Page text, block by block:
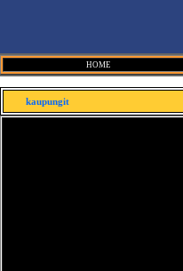
HOME
kaupungit